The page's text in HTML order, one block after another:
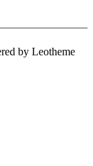
by Leotheme